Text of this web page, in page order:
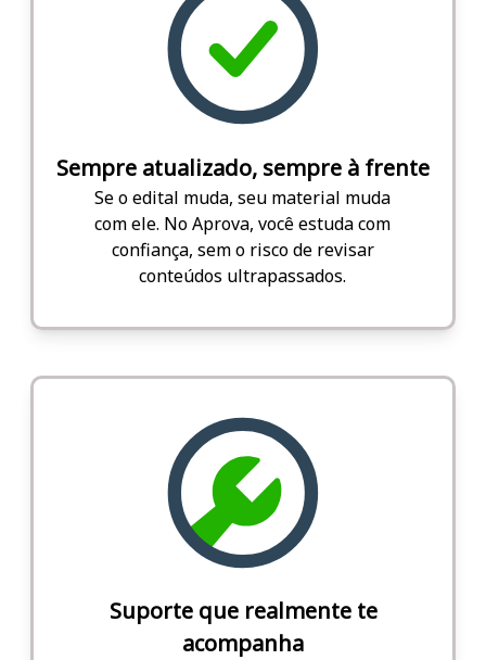
Sempre atualizado, sempre à frente
Se o edital muda, seu material muda
com ele. No Aprova, você estuda com
confiança, sem o risco de revisar
conteúdos ultrapassados.
Suporte que realmente te
acompanha